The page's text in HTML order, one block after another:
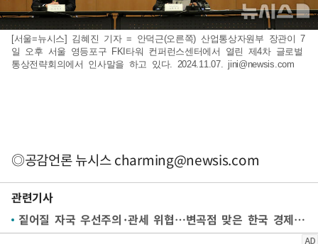
[서울=뉴시스] 김혜진 기자 = 안덕근(오른쪽) 산업통상자원부 장관이 7
일 오후 서울 영등포구 FKI타워 컨퍼런스센터에서 열린 제4차 글로벌
통상전략회의에서 인사말을 하고 있다. 2024.11.07. jini@newsis.com
◎공감언론 뉴시스charming@newsis.com
관련기사
짙어질 자국 우선주의·관세 위협…변곡점 맞은 한국 경제[트럼프2.0①]